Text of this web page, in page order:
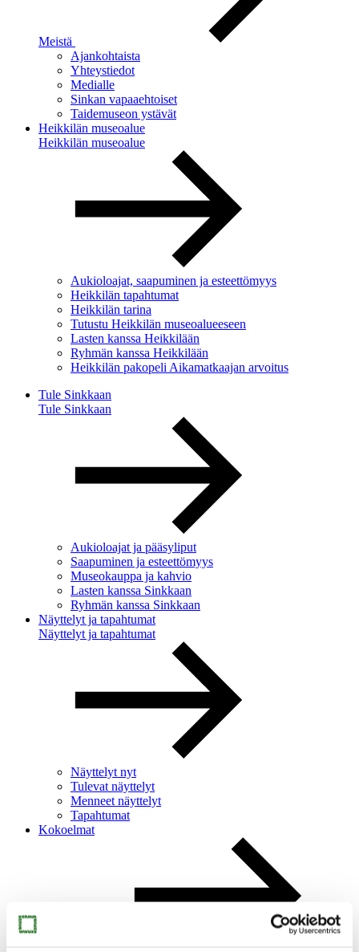
Meistä
Ajankohtaista
Yhteystiedot
Medialle
Sinkan vapaaehtoiset
Taidemuseon ystävät
Heikkilän museoalue
Heikkilän museoalue
Aukioloajat, saapuminen ja esteettömyys
Heikkilän tapahtumat
Heikkilän tarina
Tutustu Heikkilän museoalueeseen
Lasten kanssa Heikkilään
Ryhmän kanssa Heikkilään
Heikkilän pakopeli Aikamatkaajan arvoitus
Tule Sinkkaan
Tule Sinkkaan
Aukioloajat ja pääsyliput
Saapuminen ja esteettömyys
Museokauppa ja kahvio
Lasten kanssa Sinkkaan
Ryhmän kanssa Sinkkaan
Näyttelyt ja tapahtumat
Näyttelyt ja tapahtumat
Näyttelyt nyt
Tulevat näyttelyt
Menneet näyttelyt
Tapahtumat
Kokoelmat